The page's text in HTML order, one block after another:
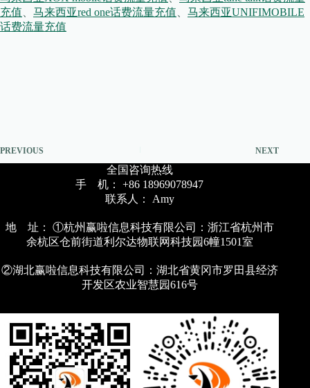
充值
马来西亚red one话费流量充值
马来西亚UNIFIMOBILE
话费流量充值
PREVIOUS NEXT
全国咨询热线
手 机： +86 18969078947
联系人： Amy
地 址： ①杭州赢啦信息科技有限公司：浙江省杭州市
余杭区仓前街道利尔达物联网科技园6幢1501室
②湖北赢啦信息科技有限公司：湖北省黄冈市罗田县经济
开发区农业智慧园616号